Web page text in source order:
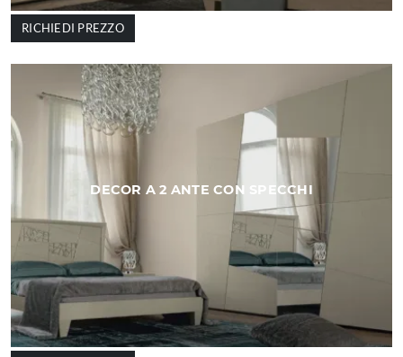
RICHIEDI PREZZO
DECOR A 2 ANTE CON SPECCHI